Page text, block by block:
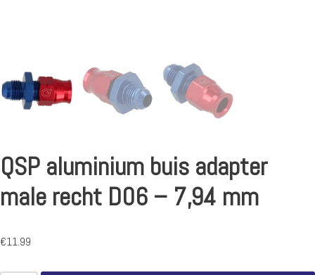
QSP aluminium buis adapter
male recht D06 – 7,94 mm
€11.99